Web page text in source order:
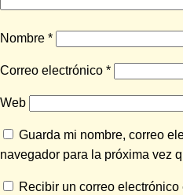
Nombre *
Correo electrónico *
Web
Guarda mi nombre, correo
navegador para la próxima vez
Recibir un correo